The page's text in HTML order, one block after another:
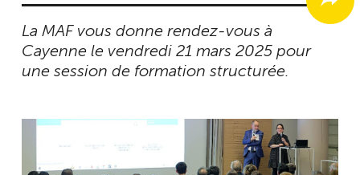
La MAF vous donne rendez-vous à
Cayenne le vendredi 21 mars 2025 pour
une session de formation structurée.